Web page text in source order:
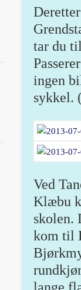
tar du
ingen
sykkel.
Ved
Klæbu
skolen.
kom til